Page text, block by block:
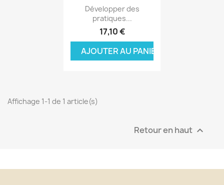
Aperçu rapide
Développer des
pratiques...
17,10 €
AJOUTER AU PANIER
Affichage 1-1 de 1 article(s)
Retour en haut 